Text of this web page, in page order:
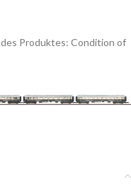
Produktes: Condition of